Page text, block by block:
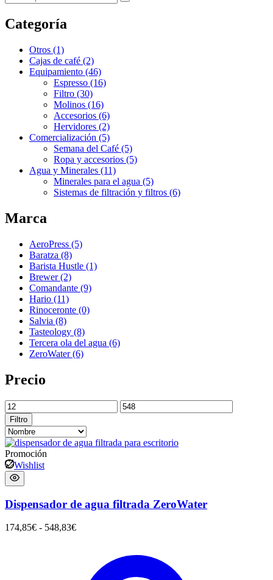
Categoría
Otros (1)
Cajas de café (2)
Equipamiento (46)
Espresso (16)
Filtro (30)
Molinos (16)
Accesorios (6)
Hervidores (2)
Comercialización (5)
Semana del Café (5)
Ropa y accesorios (5)
Agua y Minerales (11)
Minerales para el agua (5)
Sistemas de filtración y filtros (6)
Marca
AeroPress (5)
Baratza (8)
Barista Hustle (1)
Brewer(2)
Comandante (9)
Hario (11)
Rinoceronte (0)
Salvia (8)
Tasteology (8)
Tercera ola del agua (6)
ZeroWater(6)
Precio
Filtro
Promoción
Wishlist
Dispensador de agua filtrada ZeroWater
174,85€ - 548,83€